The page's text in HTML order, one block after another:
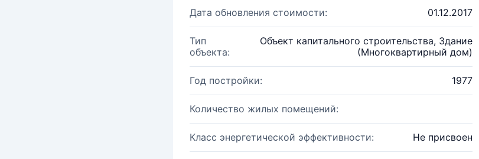
Дата обновления стоимости: 01.12.2017
Тип
объекта:
Объект капитального строительства, Здание
(Многоквартирный дом)
Год постройки: 1977
Количество жилых помещений:
Класс энергетической эффективности: Не присвоен